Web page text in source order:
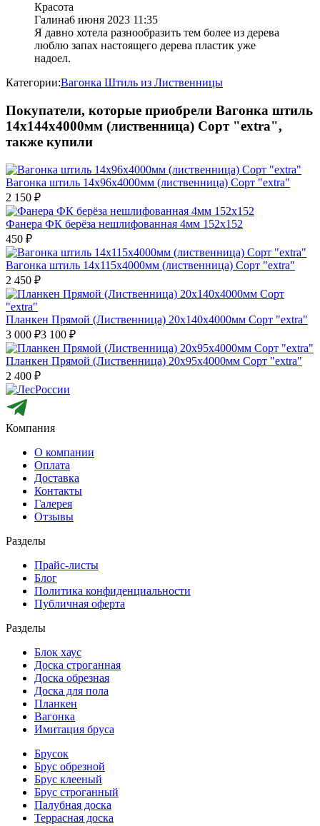
Красота
Галина6 июня 2023 11:35
Я давно хотела разнообразить тем более из дерева
люблю запах настоящего дерева пластик уже
надоел.
Категории:Вагонка Штиль из Лиственницы
Покупатели, которые приобрели Вагонка штиль
14х144х4000мм (лиственница) Cорт "extra",
также купили
Вагонка штиль 14х96х4000мм (лиственница) Cорт "extra"
2 150 ₽
Фанера ФК берёза нешлифованная 4мм 152x152
450 ₽
Вагонка штиль 14х115х4000мм (лиственница) Cорт "extra"
2 450 ₽
Планкен Прямой (Лиственница) 20х140х4000мм Сорт "extra"
3 000 ₽3 100 ₽
Планкен Прямой (Лиственница) 20х95х4000мм Сорт "extra"
2 400 ₽
Компания
О компании
Оплата
Доставка
Контакты
Галерея
Отзывы
Разделы
Прайс-листы
Блог
Политика конфиденциальности
Публичная оферта
Разделы
Блок хаус
Доска строганная
Доска обрезная
Доска для пола
Планкен
Вагонка
Имитация бруса
Брусок
Брус обрезной
Брус клееный
Брус строганный
Палубная доска
Террасная доска